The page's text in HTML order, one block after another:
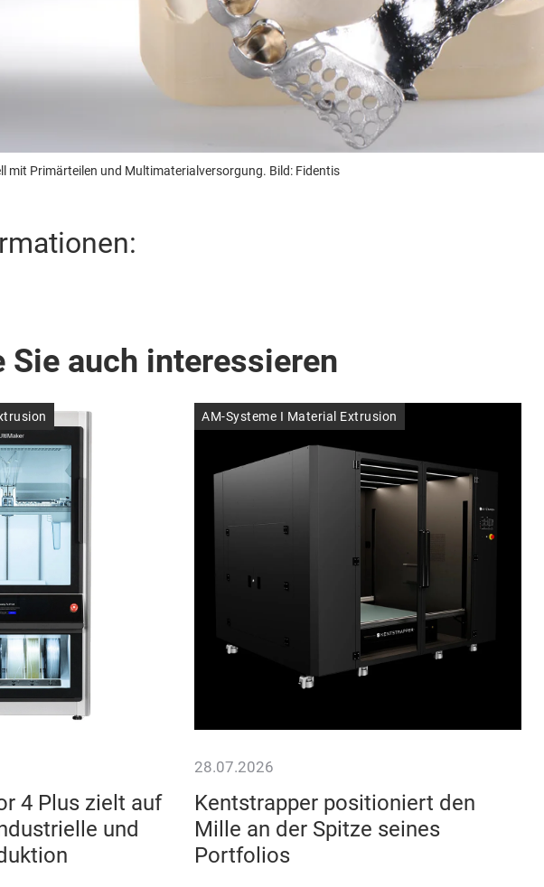
mit Primärteilen und Multimaterialversorgung. Bild: Fidentis
Sie auch interessieren
4 Plus zielt auf
und
AM-Systeme I Material Extrusion
28.07.2026
Kentstrapper positioniert den
Mille an der Spitze seines
Portfolios